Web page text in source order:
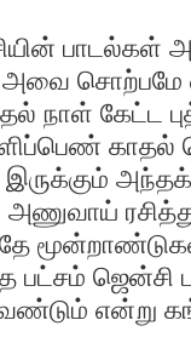
பாடல்கள்
அவை சொற்பமே
நாள் கேட்ட
காதல்
இருக்கும்
ஜென்சி
என்று